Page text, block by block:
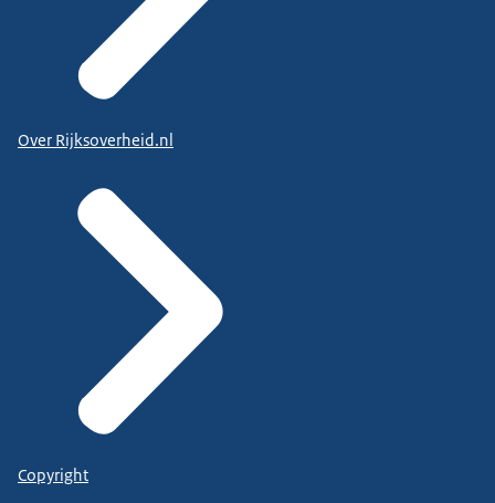
Over Rijksoverheid.nl
Copyright